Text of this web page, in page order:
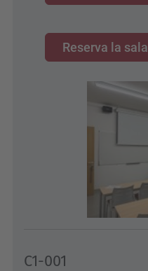
Reserva la sala
C1-001